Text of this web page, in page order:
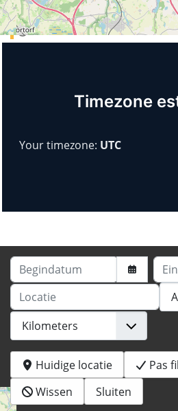
24. Kieler Open Source und
17.09.202613:00-
Timezone
Your timezone: UTC
Begindatum
Locatie
Huidige locatie
Pas
Wissen
Sluiten